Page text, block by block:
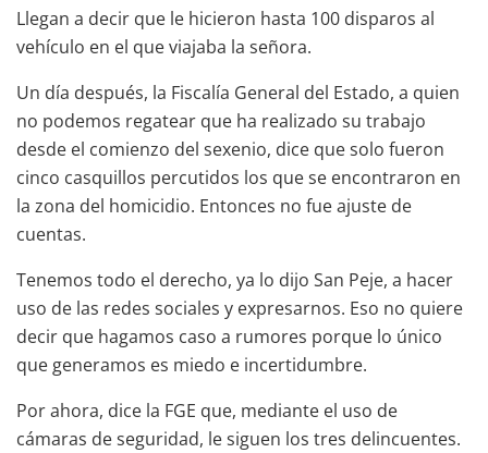
Llegan a decir que le hicieron hasta 100 disparos al
vehículo en el que viajaba la señora.
Un día después, la Fiscalía General del Estado, a quien
no podemos regatear que ha realizado su trabajo
desde el comienzo del sexenio, dice que solo fueron
cinco casquillos percutidos los que se encontraron en
la zona del homicidio. Entonces no fue ajuste de
cuentas.
Tenemos todo el derecho, ya lo dijo San Peje, a hacer
uso de las redes sociales y expresarnos. Eso no quiere
decir que hagamos caso a rumores porque lo único
que generamos es miedo e incertidumbre.
Por ahora, dice la FGE que, mediante el uso de
cámaras de seguridad, le siguen los tres delincuentes.